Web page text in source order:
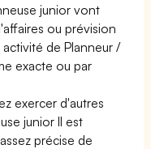
junior vont
ou prévision
de Planneur /
exacte ou par
exercer d'autres
junior Il est
précise de